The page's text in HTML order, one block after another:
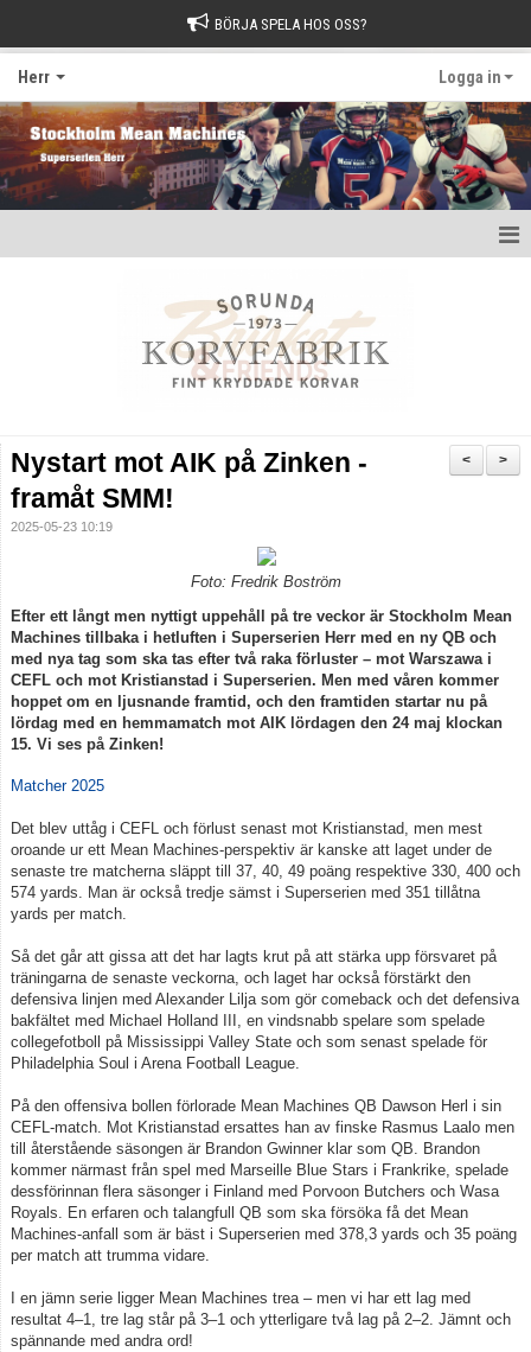
BÖRJA SPELA HOS OSS?
Herr Logga in
>
<
Nystart mot AIK på Zinken -
framåt SMM!
2025-05-23 10:19
Foto: Fredrik Boström
Efter ett långt men nyttigt uppehåll på tre veckor är Stockholm Mean
Machines tillbaka i hetluften i Superserien Herr med en ny QB och
med nya tag som ska tas efter två raka förluster – mot Warszawa i
CEFL och mot Kristianstad i Superserien. Men med våren kommer
hoppet om en ljusnande framtid, och den framtiden startar nu på
lördag med en hemmamatch mot AIK lördagen den 24 maj klockan
15. Vi ses på Zinken!
Matcher 2025
Det blev uttåg i CEFL och förlust senast mot Kristianstad, men mest
oroande ur ett Mean Machines-perspektiv är kanske att laget under de
senaste tre matcherna släppt till 37, 40, 49 poäng respektive 330, 400 och
574 yards. Man är också tredje sämst i Superserien med 351 tillåtna
yards per match.
Så det går att gissa att det har lagts krut på att stärka upp försvaret på
träningarna de senaste veckorna, och laget har också förstärkt den
defensiva linjen med Alexander Lilja som gör comeback och det defensiva
bakfältet med Michael Holland III, en vindsnabb spelare som spelade
collegefotboll på Mississippi Valley State och som senast spelade för
Philadelphia Soul i Arena Football League.
På den offensiva bollen förlorade Mean Machines QB Dawson Herl i sin
CEFL-match. Mot Kristianstad ersattes han av finske Rasmus Laalo men
till återstående säsongen är Brandon Gwinner klar som QB. Brandon
kommer närmast från spel med Marseille Blue Stars i Frankrike, spelade
dessförinnan flera säsonger i Finland med Porvoon Butchers och Wasa
Royals. En erfaren och talangfull QB som ska försöka få det Mean
Machines-anfall som är bäst i Superserien med 378,3 yards och 35 poäng
per match att trumma vidare.
I en jämn serie ligger Mean Machines trea – men vi har ett lag med
resultat 4–1, tre lag står på 3–1 och ytterligare två lag på 2–2. Jämnt och
spännande med andra ord!